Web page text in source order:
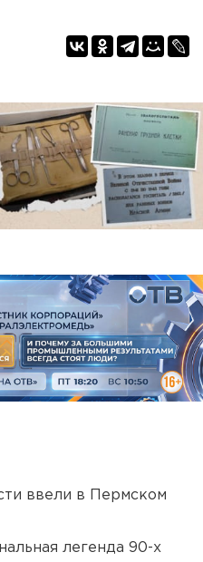
ввели в Пермском
легенда 90-х